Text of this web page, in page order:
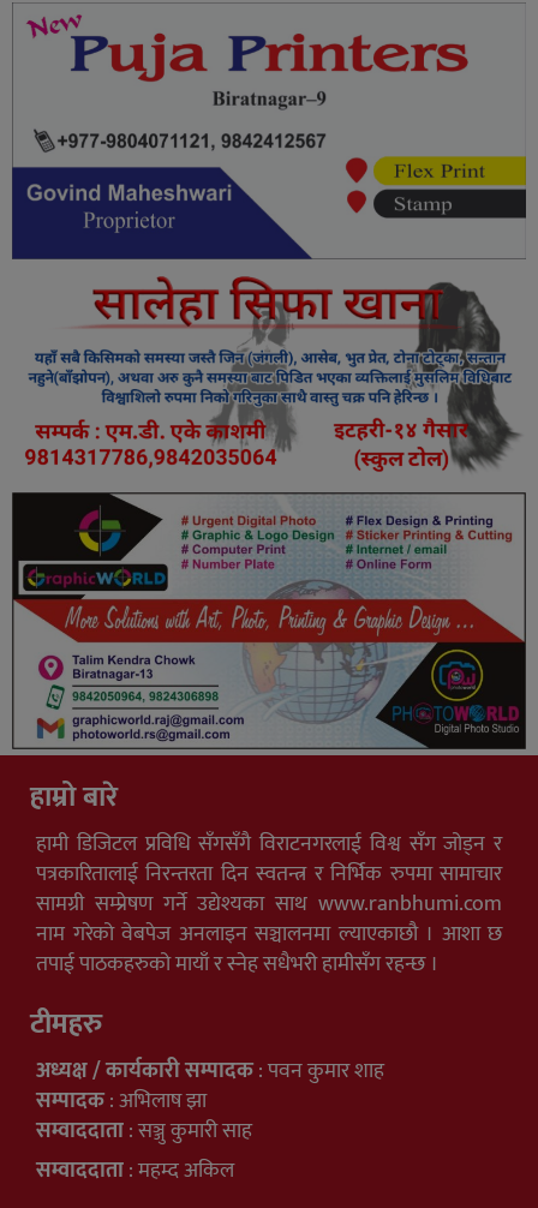
हाम्रो बारे
हामी डिजिटल प्रविधि सँगसँगै विराटनगरलाई विश्व सँग जोड्न र
पत्रकारितालाई निरन्तरता दिन स्वतन्त्र र निर्भिक रुपमा सामाचार
सामग्री सम्प्रेषण गर्ने उद्येश्यका साथ www.ranbhumi.com
नाम गरेको वेबपेज अनलाइन सञ्चालनमा ल्याएकाछौ । आशा छ
तपाई पाठकहरुको मायाँ र स्नेह सधैभरी हामीसँग रहन्छ ।
टीमहरु
अध्यक्ष / कार्यकारी सम्पादक: पवन कुमार शाह
सम्पादक: अभिलाष झा
सम्वाददाता: सञ्जु कुमारी साह
सम्वाददाता: महम्द अकिल